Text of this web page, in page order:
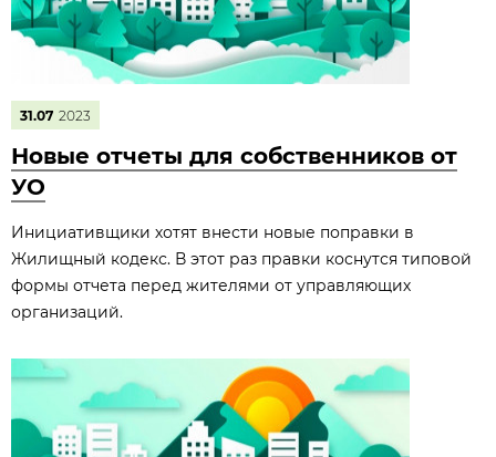
31.07 2023
Новые отчеты для собственников от
УО
Инициативщики хотят внести новые поправки в
Жилищный кодекс. В этот раз правки коснутся типовой
формы отчета перед жителями от управляющих
организаций.